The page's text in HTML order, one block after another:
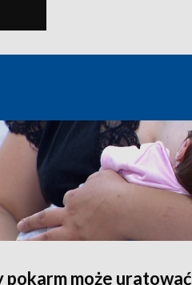
pokarm może uratować